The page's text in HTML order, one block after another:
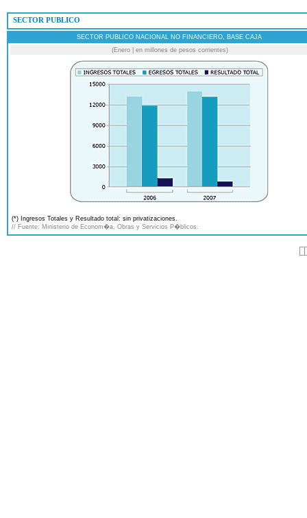
 SECTOR PUBLICO
SECTOR PUBLICO NACIONAL NO FINANCIERO, BASE CAJA
(Enero | en millones de pesos corrientes)
(*) Ingresos Totales y Resultado total: sin privatizaciones.
// Fuente: Ministerio de Econom�a, Obras y Servicios P�blicos.